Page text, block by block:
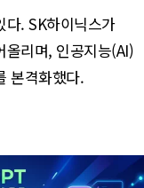
다. SK하이닉스가
올리며, 인공지능(AI)
본격화했다.